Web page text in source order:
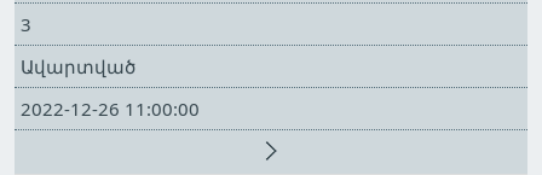
3
Ավարտված
2022-12-26 11:00:00